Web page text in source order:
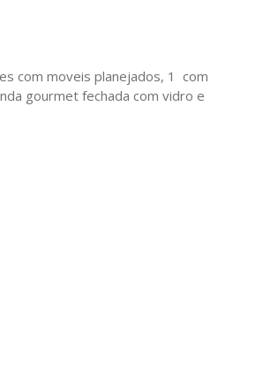
com moveis planejados, 1 com
gourmet fechada com vidro e